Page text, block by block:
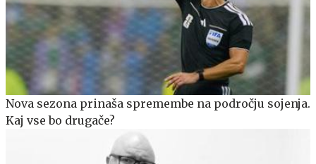
Nova sezona prinaša spremembe na področju sojenja.
Kaj vse bo drugače?